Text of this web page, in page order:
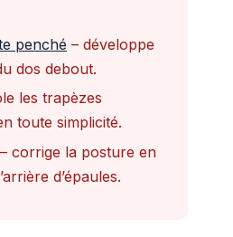
penché – développe
dos debout.
les trapèzes
toute simplicité.
– corrige la posture en
d’épaules.